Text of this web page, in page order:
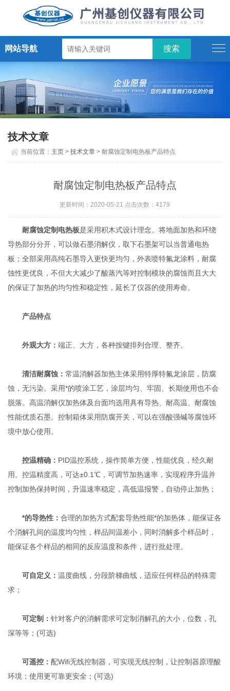
网站导航
技术文章
当前位置： 主页 >技术文章 > 耐腐蚀定制电热板产品特点
耐腐蚀定制电热板产品特点
更新时间：2020-05-21 点击次数：4179
耐腐蚀定制电热板是采用积木式设计理念。将地面加热和环绕
导热部分分开，可以做石墨消解仪，取下石墨架可以当普通电热
板；全部采用高纯石墨导入更快更均匀，外表喷特氟龙涂料，耐腐
蚀性更优良，不但大大减少了酸蒸汽等对控制模块的腐蚀而且大大
的保证了加热的均匀性和稳定性，延长了仪器的使用寿命。
产品特点
外观大方：端正、大方，各种按键排列合理、整齐。
清洁耐腐蚀：常温消解器加热主体采用特厚特氟龙涂层，防腐
蚀，无污染。采用*的喷涂工艺，涂层均匀、牢固、长期使用也不会
脱落。高温消解仪加热体及台面均选用具有导热、耐高温、耐腐蚀
性能优质石墨。控制箱体采用防腐开关，可以在强酸强碱等腐蚀环
境中放心使用。
控温精确： PID温控系统，操作简单方便，性能优良，经久耐
用。控温精度高，可达±0.1℃，可调节加热速率，实现程序升温并
控制加热保持时间，升温速率稳定，高低温报警，自动停止加热；
*的导热性：合理的加热方式配套导热性能*的加热体，能保证各
个消解孔间的温度均匀性，样品间温差小，同时消解多个样品时，
能保证各个样品的相同的反应温度和条件，进行批处理。
可自定义：温度曲线，分段阶梯曲线，适应任何样品的特殊需
求；
可定制：针对客户的消解需求可定制消解孔的大小，位数，孔
深等等；(可选)
可遥控：配Wifi无线控制器，可实现无线控制，让控制器原理酸
环境；使用更可靠更安全；(可选)